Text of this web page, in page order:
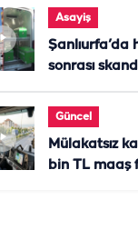
Asayiş
sonrası
Güncel
Mülakatsız
bin TL maaş